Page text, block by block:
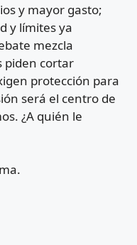
y mayor gasto;
y límites ya
mezcla
piden cortar
protección para
será el centro de
¿A quién le